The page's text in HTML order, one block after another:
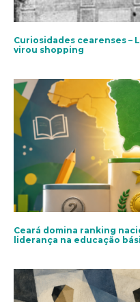
Curiosidades cearenses –
virou shopping
Ceará domina ranking
liderança na educação